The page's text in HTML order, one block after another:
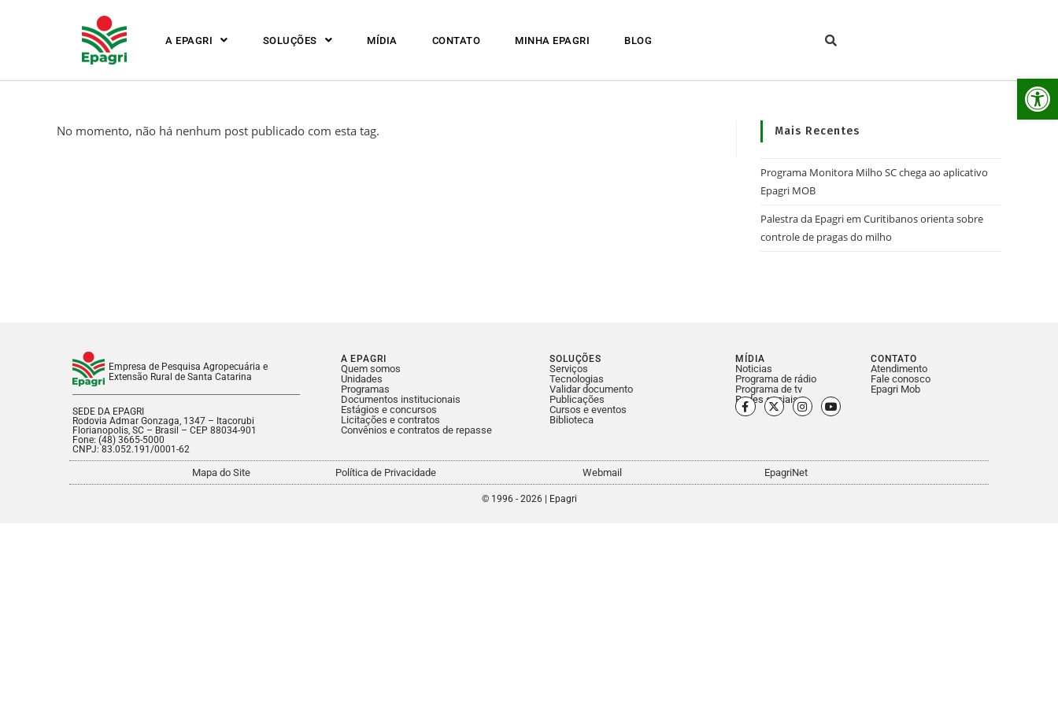
A EPAGRI SOLUÇÕES MÍDIA CONTATO MINHA EPAGRI BLOG
No momento, não há nenhum post publicado com esta tag. Mais Recentes
Programa Monitora Milho SC chega ao aplicativo
Epagri MOB
Palestra da Epagri em Curitibanos orienta sobre
controle de pragas do milho
Empresa de Pesquisa Agropecuária e
Extensão Rural de Santa Catarina
SEDE DA EPAGRI
Rodovia Admar Gonzaga, 1347 – Itacorubi
Florianopolis, SC – Brasil – CEP 88034-901
Fone: (48) 3665-5000
CNPJ: 83.052.191/0001-62
A EPAGRI
Quem somos
Unidades
Programas
Documentos institucionais
Estágios e concursos
Licitações e contratos
Convênios e contratos de repasse
SOLUÇÕES
Serviços
Tecnologias
Validar documento
Publicações
Cursos e eventos
Biblioteca
MÍDIA
Noticias
Programa de rádio
Programa de tv
Redes sociais
CONTATO
Atendimento
Fale conosco
Epagri Mob
Mapa do Site Política de Privacidade Webmail EpagriNet
© 1996 - 2026 | Epagri